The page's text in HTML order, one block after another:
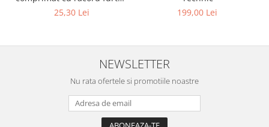
8 mm (5/16") | SUA / Franta
25,30 Lei
199,00 Lei
NEWSLETTER
Nu rata ofertele si promotiile noastre